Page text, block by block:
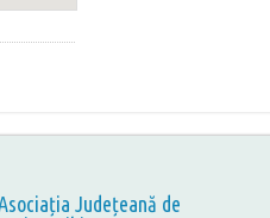
Județeană de